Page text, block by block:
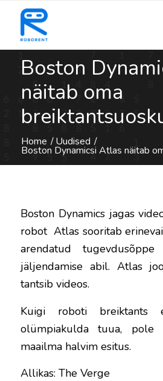
Boston
näitab oma
Home / Uudised /
Boston Dynamicsi Atlas näitab
Boston Dynamics jagas
robot Atlas sooritab
arendatud
jäljendamise abil. Atlas
tantsib videos.
Kuigi roboti
olümpiakulda tuua, pole
maailma halvim esitus.
Allikas: The Verge